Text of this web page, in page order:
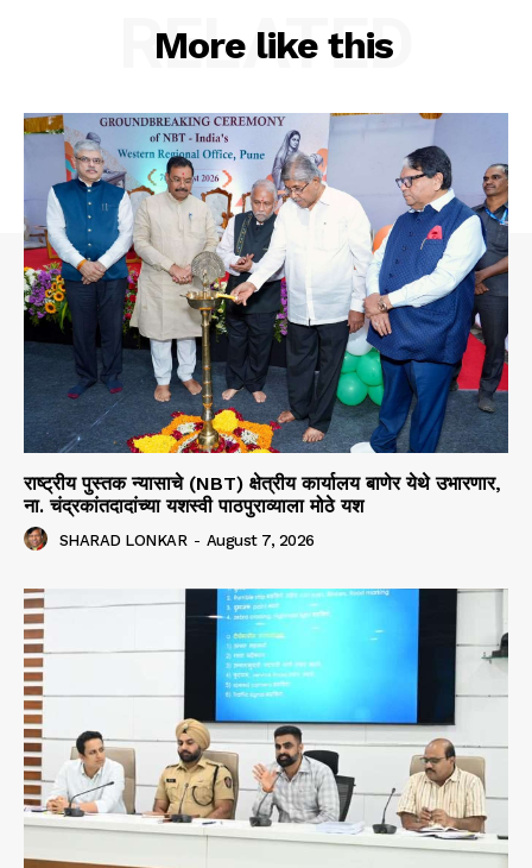
More like this
RELATED
राष्ट्रीय पुस्तक न्यासाचे (NBT) क्षेत्रीय कार्यालय बाणेर येथे उभारणार,
ना. चंद्रकांतदादांच्या यशस्वी पाठपुराव्याला मोठे यश
SHARAD LONKAR - August 7, 2026